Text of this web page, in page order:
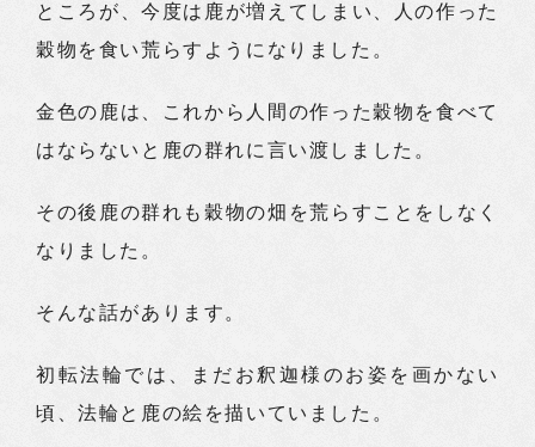
ところが、今度は鹿が増えてしまい、人の作った
穀物を食い荒らすようになりました。
金色の鹿は、これから人間の作った穀物を食べて
はならないと鹿の群れに言い渡しました。
その後鹿の群れも穀物の畑を荒らすことをしなく
なりました。
そんな話があります。
初転法輪では、まだお釈迦様のお姿を画かない
頃、法輪と鹿の絵を描いていました。